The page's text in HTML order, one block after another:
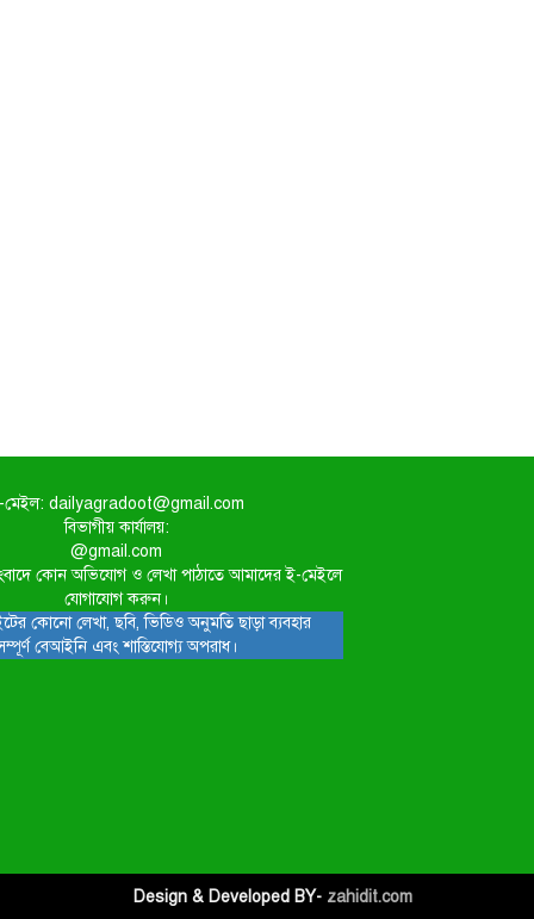
মেইল: dailyagradoot@gmail.com
বিভাগীয় কার্যালয়:
@gmail.com
কোন অভিযোগ ও লেখা পাঠাতে আমাদের ই-মেইলে
যোগাযোগ করুন।
কোনো লেখা, ছবি, ভিডিও অনুমতি ছাড়া ব্যবহার
বেআইনি এবং শাস্তিযোগ্য অপরাধ।
Design & Developed BY- zahidit.com